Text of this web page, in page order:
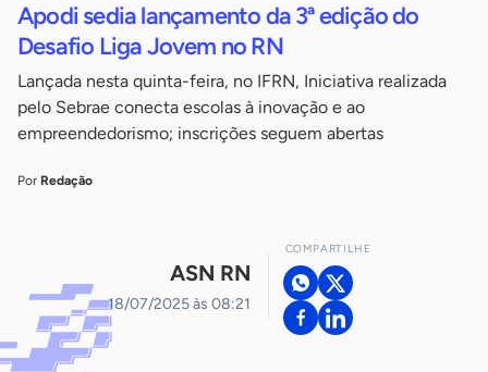
Apodi sedia lançamento da 3ª edição do
Desafio Liga Jovem no RN
Lançada nesta quinta-feira, no IFRN, Iniciativa realizada
pelo Sebrae conecta escolas à inovação e ao
empreendedorismo; inscrições seguem abertas
Por Redação
ASN RN
18/07/2025 às 08:21
COMPARTILHE